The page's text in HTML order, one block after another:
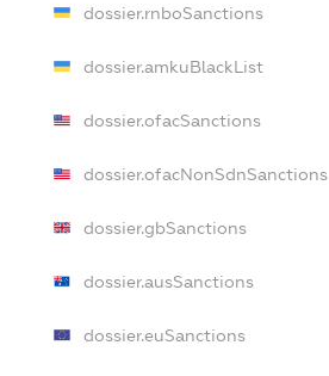
dossier.rnboSanctions
dossier.amkuBlackList
dossier.ofacSanctions
dossier.ofacNonSdnSanctions
dossier.gbSanctions
dossier.ausSanctions
dossier.euSanctions